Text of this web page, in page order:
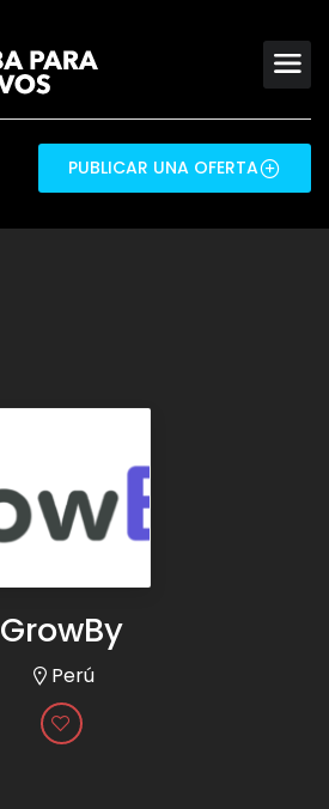
PUBLICAR UNA OFERTA
GrowBy
Perú